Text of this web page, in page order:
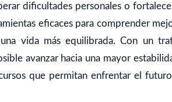
dificultades personales o
eficaces para comprender
vida más equilibrada. Con un
avanzar hacia una mayor
que permitan enfrentar el